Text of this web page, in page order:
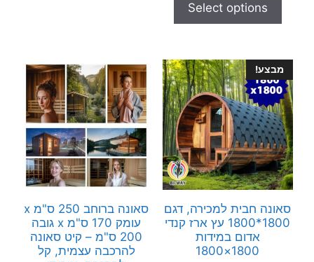
o
5
Select options
מבצע!
סאונה חבית למכירה, דגם
1800*1800 עץ ארז קנדי
אדום במידות
1800×1800
סאונה ברוחב 250 ס"מ x
עומק 170 ס"מ x גובה
200 ס"מ – קיט סאונה
להרכבה עצמית, קל